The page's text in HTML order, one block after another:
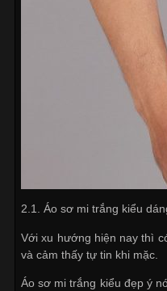
2.1. Áo sơ mi trắng kiểu
Với xu hướng hiện nay thì
và cảm thấy tự tin khi mặc.
Áo sơ mi trắng kiểu đẹp ý